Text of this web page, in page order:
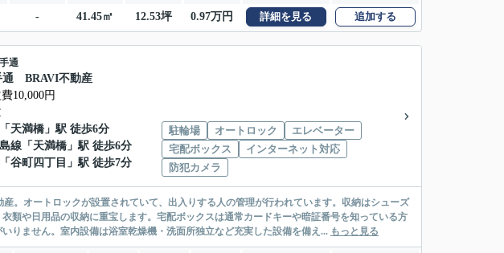
- 41.45㎡ 12.53坪 0.97万円 詳細を見る 追加する
通
通 BRAVI不動産
10,000円
「 天満橋 」駅 徒歩6分
線 「 天満橋 」駅 徒歩6分
「 谷町四丁目 」駅 徒歩7分
駐輪場 オートロック
エレベーター
宅配ボックス
インターネット対応
防犯カメラ
。オートロックが設置されていて、出入りする人の管理が行われています。収納はシューズ
類や日用品の収納に重宝します。宅配ボックスは通常カードキーや暗証番号を知っている方
りません。室内設備は浴室乾燥機・洗面所独立など充実した設備を備え... もっと見る